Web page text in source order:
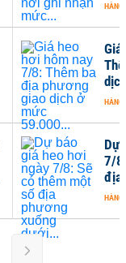
HÀNG
HÀNG
Dự
7/
địa
HÀNG